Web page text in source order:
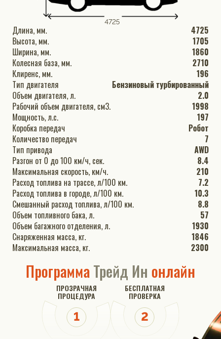
4725
Длина, мм.
4725
Высота, мм.
1705
Ширина, мм.
1860
Колесная база, мм.
2710
Клиренс, мм.
196
Тип двигателя
Бензиновый турбированный
Объем двигателя, л.
2.0
Рабочий объем двигателя, см3.
1998
Мощность, л.с.
197
Коробка передач
Робот
Количество передач
7
Тип привода
AWD
Разгон от 0 до 100 км/ч, сек.
8.4
Максимальная скорость, км/ч.
210
Расход топлива на трассе, л/100 км.
7.2
Расход топлива в городе, л/100 км.
10.3
Смешанный расход топлива, л/100 км.
8.8
Объем топливного бака, л.
57
Объем багажного отделения, л.
1930
Снаряженная масса, кг.
1846
Максимальная масса, кг.
2300
ПрограммаТрейд Ин онлайн
ПРОЗРАЧНАЯ
ПРОЦЕДУРА
БЕСПЛАТНАЯ
ПРОВЕРКА